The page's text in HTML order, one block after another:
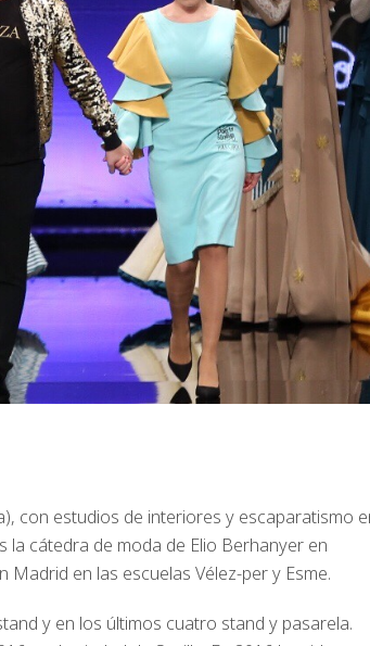
con estudios de interiores y escaparatismo
la cátedra de moda de Elio Berhanyer en
en las escuelas Vélez-per y Esme.
y en los últimos cuatro stand y pasarela.